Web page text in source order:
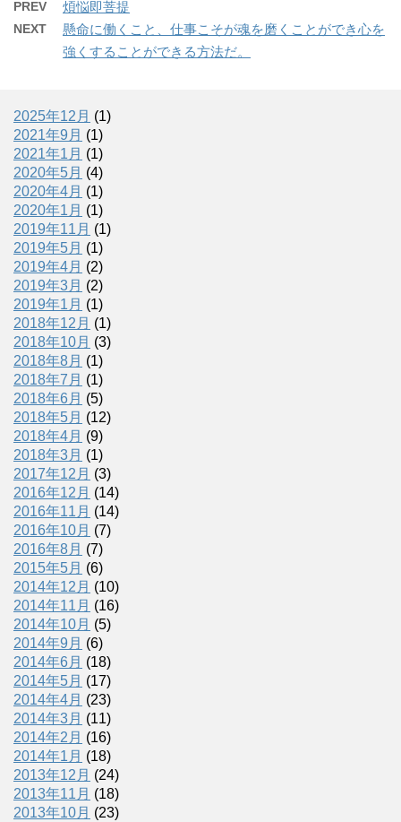
PREV 煩悩即菩提
NEXT
懸命に働くこと、仕事こそが魂を磨くことができ心を
強くすることができる方法だ。
2025年12月 (1)
2021年9月 (1)
2021年1月 (1)
2020年5月 (4)
2020年4月 (1)
2020年1月 (1)
2019年11月 (1)
2019年5月 (1)
2019年4月 (2)
2019年3月 (2)
2019年1月 (1)
2018年12月 (1)
2018年10月 (3)
2018年8月 (1)
2018年7月 (1)
2018年6月 (5)
2018年5月 (12)
2018年4月 (9)
2018年3月 (1)
2017年12月 (3)
2016年12月 (14)
2016年11月 (14)
2016年10月 (7)
2016年8月 (7)
2015年5月 (6)
2014年12月 (10)
2014年11月 (16)
2014年10月 (5)
2014年9月 (6)
2014年6月 (18)
2014年5月 (17)
2014年4月 (23)
2014年3月 (11)
2014年2月 (16)
2014年1月 (18)
2013年12月 (24)
2013年11月 (18)
2013年10月 (23)